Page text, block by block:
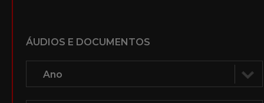
ÁUDIOS E DOCUMENTOS